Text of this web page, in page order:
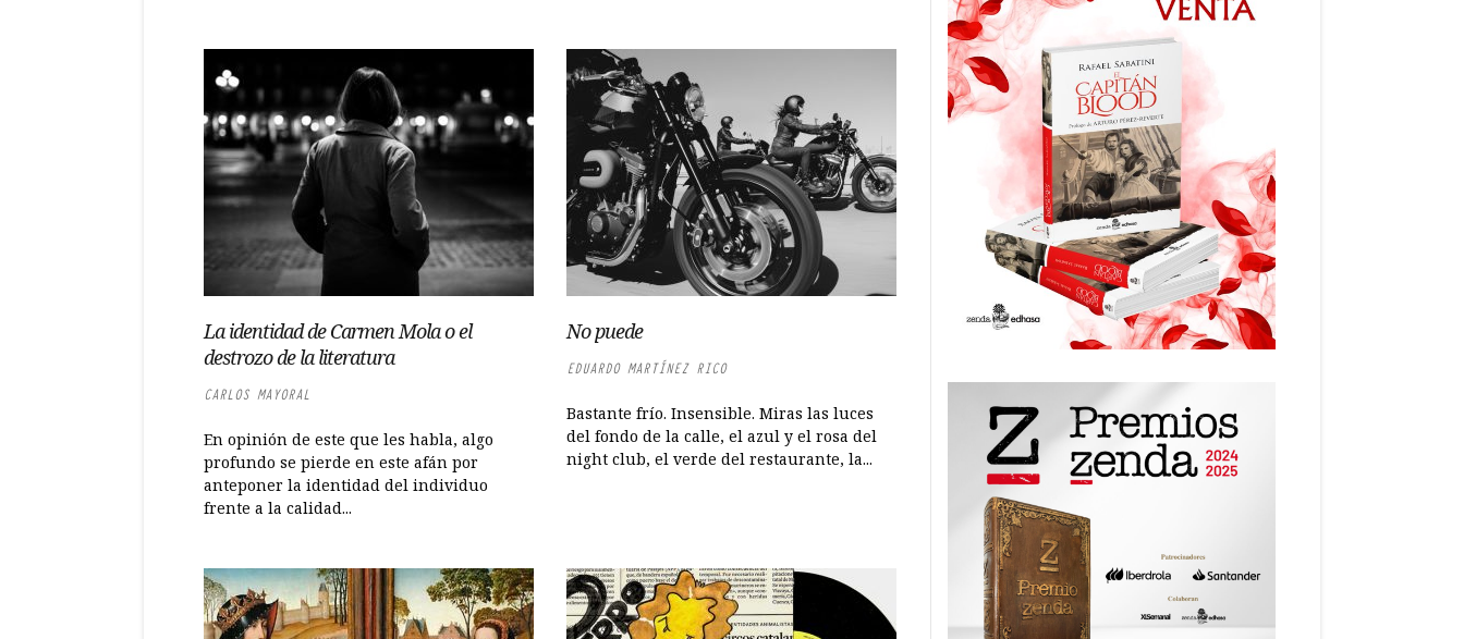
La identidad de Carmen Mola o el
destrozo de la literatura
CARLOS MAYORAL
En opinión de este que les habla, algo
profundo se pierde en este afán por
anteponer la identidad del individuo
frente a la calidad...
No puede
EDUARDO MARTÍNEZ RICO
Bastante frío. Insensible. Miras las luces
del fondo de la calle, el azul y el rosa del
night club, el verde del restaurante, la...